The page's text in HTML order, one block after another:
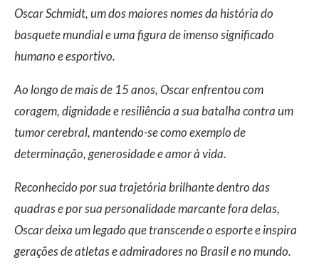
Oscar Schmidt, um dos maiores nomes da história do
basquete mundial e uma figura de imenso significado
humano e esportivo.
Ao longo de mais de 15 anos, Oscar enfrentou com
coragem, dignidade e resiliência a sua batalha contra um
tumor cerebral, mantendo-se como exemplo de
determinação, generosidade e amor à vida.
Reconhecido por sua trajetória brilhante dentro das
quadras e por sua personalidade marcante fora delas,
Oscar deixa um legado que transcende o esporte e inspira
gerações de atletas e admiradores no Brasil e no mundo.